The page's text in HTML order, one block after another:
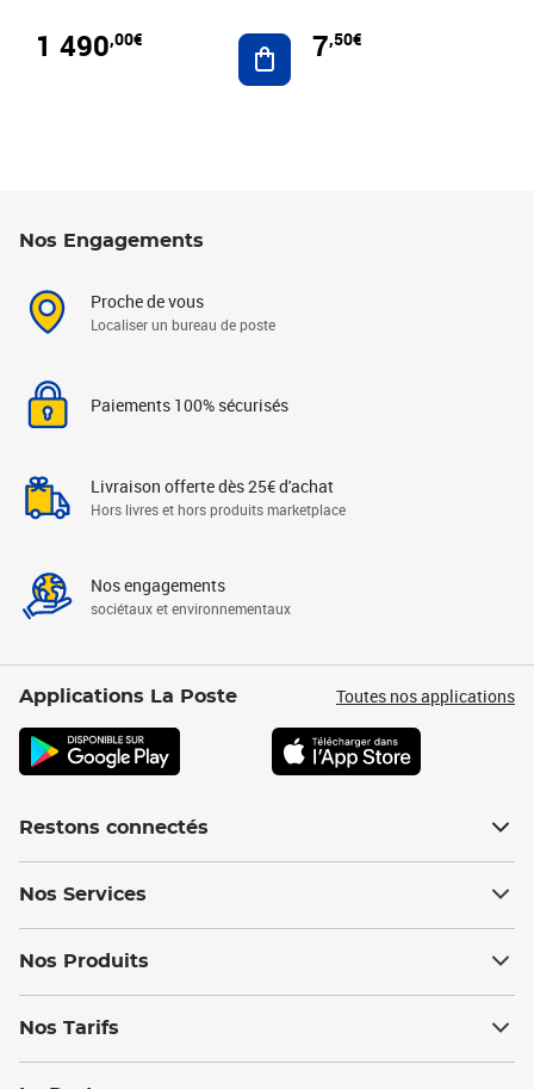
1 490,00€ Ajouter au panier
7,50€
Nos Engagements
Proche de vous
Localiser un bureau de poste
Paiements 100% sécurisés
Livraison offerte dès 25€ d'achat
Hors livres et hors produits marketplace
Nos engagements
sociétaux et environnementaux
Applications La Poste Toutes nos applications
Restons connectés
Nos Services
Nos Produits
Nos Tarifs